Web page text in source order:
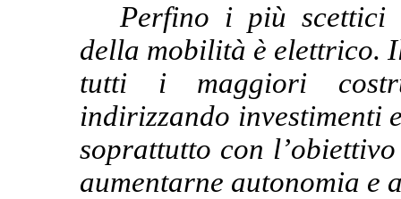
Perfino i più scettici
della mobilità è elettrico.
tutti i maggiori
indirizzando investimenti
soprattutto con
aumentarne autonomia e